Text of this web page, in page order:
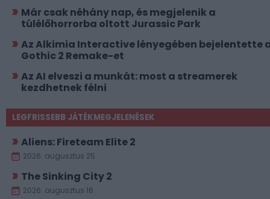
Már csak néhány nap, és megjelenik a
túlélőhorrorba oltott Jurassic Park
Az Alkimia Interactive lényegében bejelentette
Gothic 2 Remake-et
Az AI elveszi a munkát: most a streamerek
kezdhetnek félni
LEGFRISSEBB JÁTÉKMEGJELENÉSEK
Aliens: Fireteam Elite 2
2026. augusztus 25.
The Sinking City 2
2026. augusztus 18.